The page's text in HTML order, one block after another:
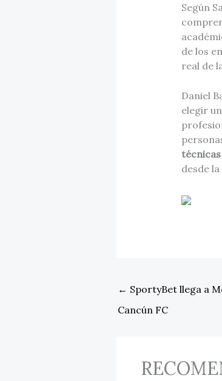
Según
de los
real de
Daniel
elegir
desde
← SportyBet llega a
Cancún FC